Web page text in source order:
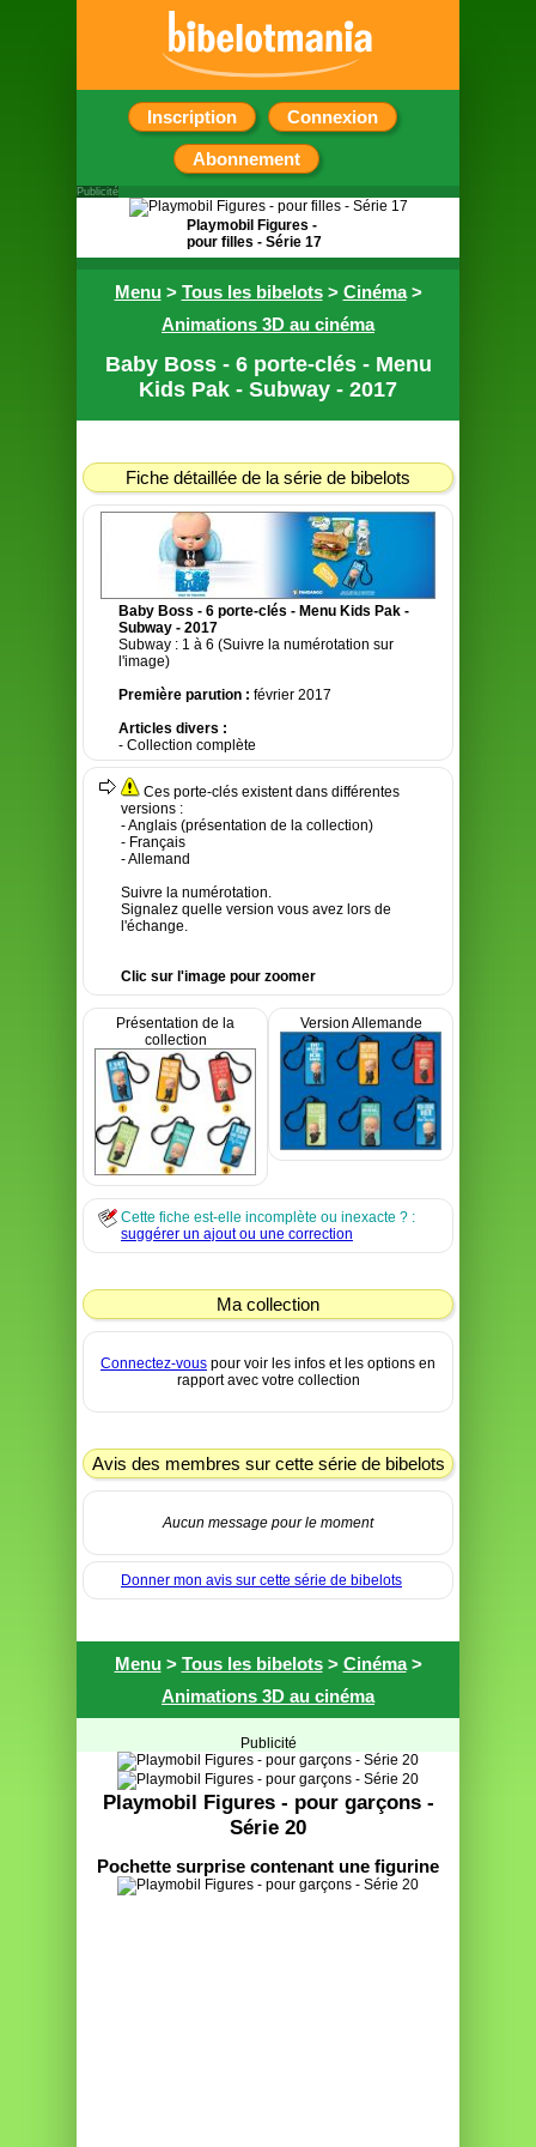
Inscription Connexion
Abonnement
Menu> Tous les bibelots> Cinéma>
Animations 3D au cinéma
Baby Boss - 6 porte-clés - Menu
Kids Pak - Subway - 2017
Fiche détaillée de la série de bibelots
Baby Boss - 6 porte-clés - Menu Kids Pak -
Subway - 2017
Subway : 1 à 6 (Suivre la numérotation sur
l'image)
Première parution : février 2017
Articles divers :
- Collection complète
Ces porte-clés existent dans différentes
versions :
- Anglais (présentation de la collection)
- Français
- Allemand
Suivre la numérotation.
Signalez quelle version vous avez lors de
l'échange.
Clic sur l'image pour zoomer
Présentation de la
collection
Version Allemande
Cette fiche est-elle incomplète ou inexacte ? :
suggérer un ajout ou une correction
Ma collection
Connectez-vous pour voir les infos et les options en
rapport avec votre collection
Avis des membres sur cette série de bibelots
Aucun message pour le moment
Donner mon avis sur cette série de bibelots
Menu> Tous les bibelots> Cinéma>
Animations 3D au cinéma
Publicité
Playmobil Figures - pour garçons -
Série 20
Pochette surprise contenant une figurine
Publicité
Playmobil Figures -
pour filles - Série 17
contenant une figurine